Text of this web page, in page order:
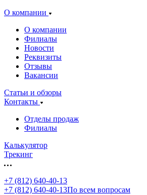
О компании
О компании
Филиалы
Новости
Реквизиты
Отзывы
Вакансии
Статьи и обзоры
Контакты
Отделы продаж
Филиалы
Калькулятор
Трекинг
+7 (812) 640-40-13
+7 (812) 640-40-13По всем вопросам